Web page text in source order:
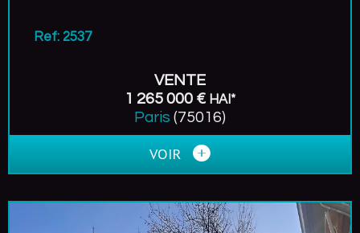
Ref: 2537
VENTE
1 265 000 € HAI*
Paris (75016)
VOIR